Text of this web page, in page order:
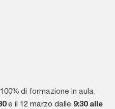
di formazione in aula,
e il 12 marzo dalle 9:30 alle